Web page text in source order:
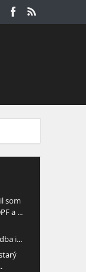
som
a ...
i...